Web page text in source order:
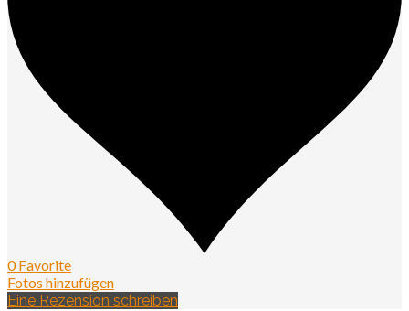
0 Favorite
Fotos hinzufügen
Eine Rezension schreiben